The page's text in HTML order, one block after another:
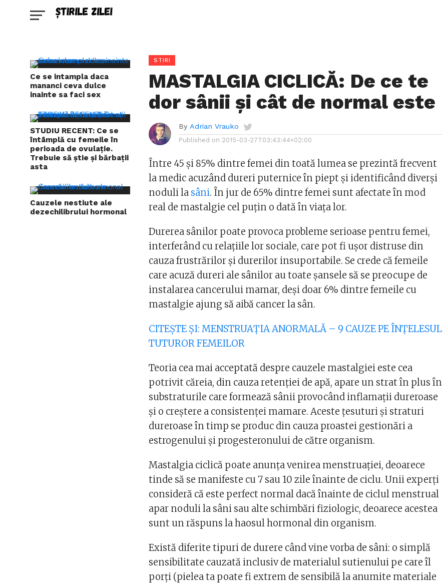
Ce se intampla daca
mananci ceva dulce
inainte sa faci sex
STUDIU RECENT: Ce se
întâmplă cu femeile în
perioada de ovulație.
Trebuie să știe și bărbații
asta
Cauzele nestiute ale
dezechilibrului hormonal
STIRI
MASTALGIA CICLICĂ: De ce te
dor sânii și cât de normal este
By Adrian Vrauko
Published on 2015-03-27T03:43:44+02:00
Între 45 și 85% dintre femei din toată lumea se prezintă frecvent
la medic acuzând dureri puternice în piept și identificând diverși
noduli la sâni. În jur de 65% dintre femei sunt afectate în mod
real de mastalgie cel puțin o dată în viața lor.
Durerea sânilor poate provoca probleme serioase pentru femei,
interferând cu relațiile lor sociale, care pot fi ușor distruse din
cauza frustrărilor și durerilor insuportabile. Se crede că femeile
care acuză dureri ale sânilor au toate șansele să se preocupe de
instalarea cancerului mamar, deși doar 6% dintre femeile cu
mastalgie ajung să aibă cancer la sân.
CITEȘTE ȘI: MENSTRUAȚIA ANORMALĂ – 9 CAUZE PE ÎNȚELESUL
TUTUROR FEMEILOR
Teoria cea mai acceptată despre cauzele mastalgiei este cea
potrivit căreia, din cauza retenției de apă, apare un strat în plus în
substraturile care formează sânii provocând inflamații dureroase
și o creștere a consistenței mamare. Aceste țesuturi și straturi
dureroase în timp se produc din cauza proastei gestionări a
estrogenului și progesteronului de către organism.
Mastalgia ciclică poate anunța venirea menstruației, deoarece
tinde să se manifeste cu 7 sau 10 zile înainte de ciclu. Unii experți
consideră că este perfect normal dacă înainte de ciclul menstrual
apar noduli la sâni sau alte schimbări fiziologic, deoarece acestea
sunt un răspuns la haosul hormonal din organism.
Există diferite tipuri de durere când vine vorba de sâni: o simplă
sensibilitate cauzată inclusiv de materialul sutienului pe care îl
porți (pielea ta poate fi extrem de sensibilă la anumite materiale